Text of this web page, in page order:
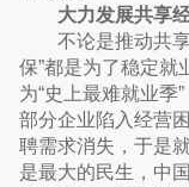
大力发展共享
不论是推动共
保”都是为了稳定就
为“史上最难就业季
部分企业陷入经营
聘需求消失，于是
是最大的民生，中